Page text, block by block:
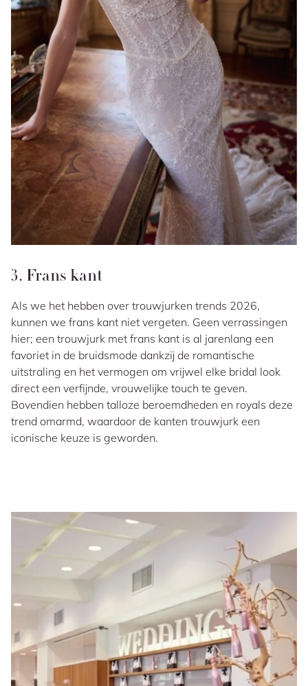
3. Frans kant
Als we het hebben over trouwjurken trends 2026,
kunnen we frans kant niet vergeten. Geen verrassingen
hier; een trouwjurk met frans kant is al jarenlang een
favoriet in de bruidsmode dankzij de romantische
uitstraling en het vermogen om vrijwel elke bridal look
direct een verfijnde, vrouwelijke touch te geven.
Bovendien hebben talloze beroemdheden en royals deze
trend omarmd, waardoor de kanten trouwjurk een
iconische keuze is geworden.